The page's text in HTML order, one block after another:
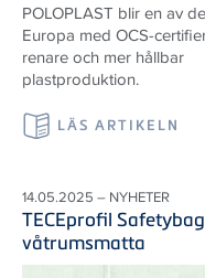
POLOPLAST blir en av
Europa med OCS-
renare och mer hållbar
plastproduktion.
LÄS ARTIKELN
14.05.2025 – NYHETER
TECEprofil
våtrumsmatta